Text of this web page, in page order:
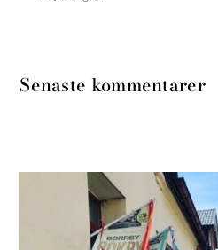
Senaste kommentarer